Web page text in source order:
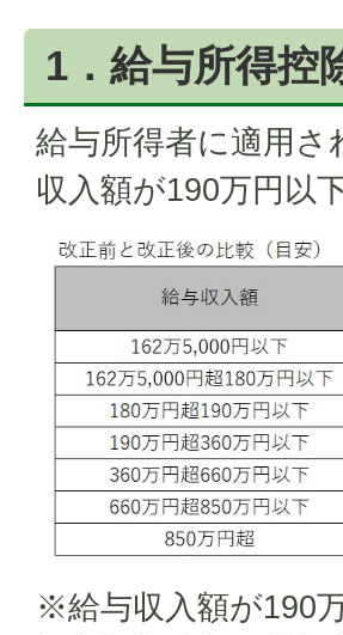
1．給与所得控
給与所得者に適用
収入額が190万円以
※給与収入額が190